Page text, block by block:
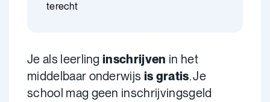
terecht
Je als leerlinginschrijven in het
middelbaar onderwijs is gratis. Je
school mag geen inschrijvingsgeld